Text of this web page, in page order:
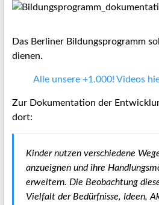
Das Berliner Bildungsprogramm
dienen.
Alle unsere +1.000! Videos
Zur Dokumentation der
dort:
Kinder nutzen verschiedene
anzueignen und ihre
erweitern. Die Beobachtung
Vielfalt der Bedürfnisse, Ideen,